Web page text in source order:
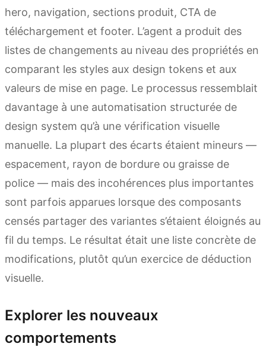
hero, navigation, sections produit, CTA de
téléchargement et footer. L’agent a produit des
listes de changements au niveau des propriétés en
comparant les styles aux design tokens et aux
valeurs de mise en page. Le processus ressemblait
davantage à une automatisation structurée de
design system qu’à une vérification visuelle
manuelle. La plupart des écarts étaient mineurs —
espacement, rayon de bordure ou graisse de
police — mais des incohérences plus importantes
sont parfois apparues lorsque des composants
censés partager des variantes s’étaient éloignés au
fil du temps. Le résultat était une liste concrète de
modifications, plutôt qu’un exercice de déduction
visuelle.
Explorer les nouveaux
comportements